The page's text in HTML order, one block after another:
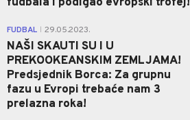
FUDBAL 29.05.2023.
NAŠI SKAUTI SU I U
PREKOOKEANSKIM ZEMLJAMA!
Predsjednik Borca: Za grupnu
fazu u Evropi trebaće nam 3
prelazna roka!